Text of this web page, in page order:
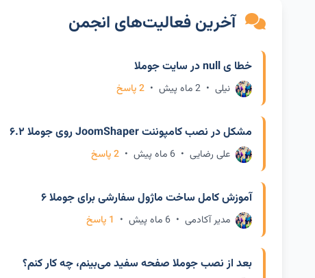
آخرین فعالیت‌های انجمن
خطا ی null در سایت جوملا
نیلی • 2 ماه پیش • 2 پاسخ
مشکل در نصب کامپوننت JoomShaper روی جوملا ۶.۲
علی رضایی • 6 ماه پیش • 2 پاسخ
آموزش کامل ساخت ماژول سفارشی برای جوملا ۶
مدیر آکادمی • 6 ماه پیش • 1 پاسخ
بعد از نصب جوملا صفحه سفید می‌بینم، چه کار کنم؟